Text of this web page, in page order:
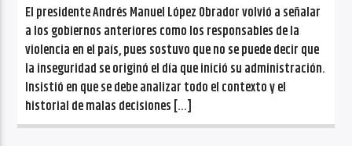
El presidente Andrés Manuel López Obrador volvió a señalar
a los gobiernos anteriores como los responsables de la
violencia en el país, pues sostuvo que no se puede decir que
la inseguridad se originó el día que inició su administración.
Insistió en que se debe analizar todo el contexto y el
historial de malas decisiones […]